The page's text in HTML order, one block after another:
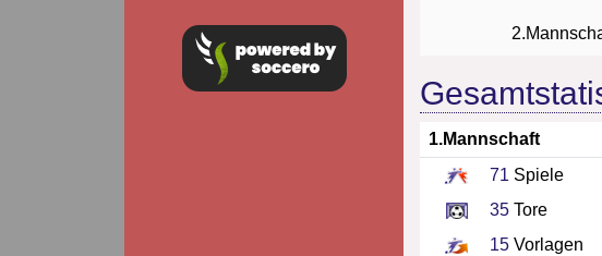
1.Mannschaft
71 Spiele
35 Tore
15 Vorlagen